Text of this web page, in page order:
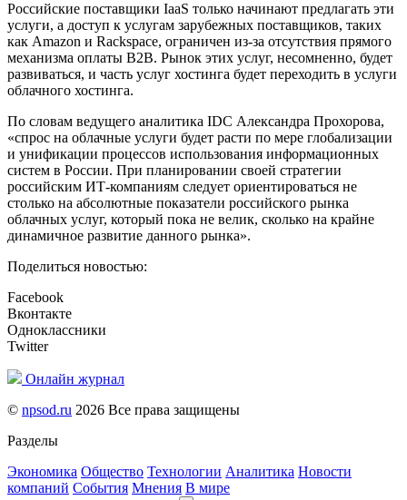
Российские поставщики IaaS только начинают предлагать эти
услуги, а доступ к услугам зарубежных поставщиков, таких
как Amazon и Rackspace, ограничен из-за отсутствия прямого
механизма оплаты B2B. Рынок этих услуг, несомненно, будет
развиваться, и часть услуг хостинга будет переходить в услуги
облачного хостинга.
По словам ведущего аналитика IDC Александра Прохорова,
«спрос на облачные услуги будет расти по мере глобализации
и унификации процессов использования информационных
систем в России. При планировании своей стратегии
российским ИТ-компаниям следует ориентироваться не
столько на абсолютные показатели российского рынка
облачных услуг, который пока не велик, сколько на крайне
динамичное развитие данного рынка».
Поделиться новостью:
Facebook
Вконтакте
Одноклассники
Twitter
Онлайн журнал
© npsod.ru 2026 Все права защищены
Разделы
Экономика Общество Технологии Аналитика Новости
компаний События Мнения В мире